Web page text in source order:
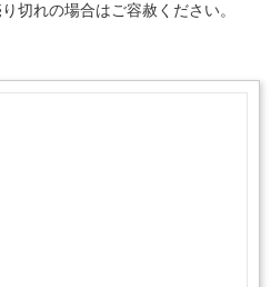
切れの場合はご容赦ください。